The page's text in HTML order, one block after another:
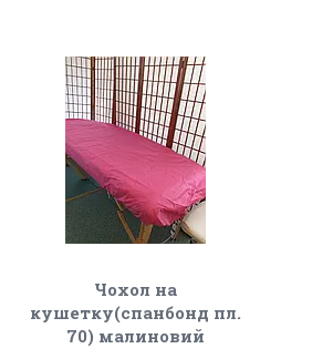
Чохол на
кушетку(спанбонд пл.
70) малиновий